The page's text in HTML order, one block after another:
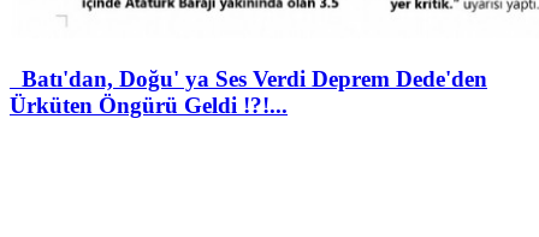
Batı'dan, Doğu' ya Ses Verdi Deprem Dede'den
Ürküten Öngürü Geldi !?!...